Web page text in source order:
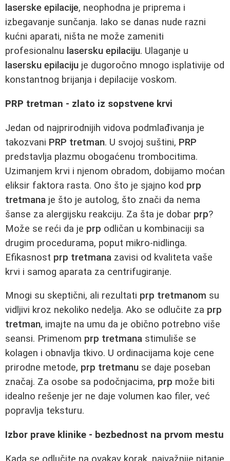
laserske epilacije, neophodna je priprema i
izbegavanje sunčanja. Iako se danas nude razni
kućni aparati, ništa ne može zameniti
profesionalnu lasersku epilaciju. Ulaganje u
lasersku epilaciju je dugoročno mnogo isplativije od
konstantnog brijanja i depilacije voskom.
PRP tretman - zlato iz sopstvene krvi
Jedan od najprirodnijih vidova podmlađivanja je
takozvani PRP tretman. U svojoj suštini, PRP
predstavlja plazmu obogaćenu trombocitima.
Uzimanjem krvi i njenom obradom, dobijamo moćan
eliksir faktora rasta. Ono što je sjajno kod prp
tretmana je što je autolog, što znači da nema
šanse za alergijsku reakciju. Za šta je dobar prp?
Može se reći da je prp odličan u kombinaciji sa
drugim procedurama, poput mikro-nidlinga.
Efikasnost prp tretmana zavisi od kvaliteta vaše
krvi i samog aparata za centrifugiranje.
Mnogi su skeptični, ali rezultati prp tretmanom su
vidljivi kroz nekoliko nedelja. Ako se odlučite za prp
tretman, imajte na umu da je obično potrebno više
seansi. Primenom prp tretmana stimuliše se
kolagen i obnavlja tkivo. U ordinacijama koje cene
prirodne metode, prp tretmanu se daje poseban
značaj. Za osobe sa podočnjacima, prp može biti
idealno rešenje jer ne daje volumen kao filer, već
popravlja teksturu.
Izbor prave klinike - bezbednost na prvom mestu